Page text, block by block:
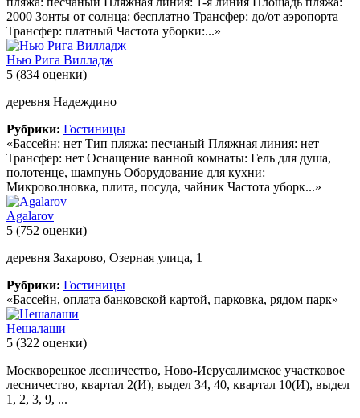
2000 Зонты от солнца: бесплатно Трансфер: до/от аэропорта
Трансфер: платный Частота уборки:...»
Нью Рига Вилладж
5 (834 оценки)
деревня Надеждино
Рубрики: Гостиницы
«Бассейн: нет Тип пляжа: песчаный Пляжная линия: нет
Трансфер: нет Оснащение ванной комнаты: Гель для душа,
полотенце, шампунь Оборудование для кухни:
Микроволновка, плита, посуда, чайник Частота уборк...»
Agalarov
5 (752 оценки)
деревня Захарово, Озерная улица, 1
Рубрики: Гостиницы
«Бассейн, оплата банковской картой, парковка, рядом парк»
Нешалаши
5 (322 оценки)
Москворецкое лесничество, Ново-Иерусалимское участковое
лесничество, квартал 2(И), выдел 34, 40, квартал 10(И), выдел
1, 2, 3, 9, ...